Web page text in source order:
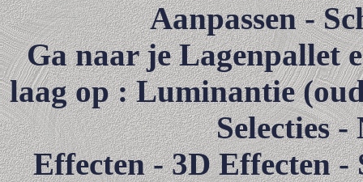
Aanpassen -
Ga naar je Lagenpallet
laag op : Luminantie
Selecties -
Effecten - 3D Effecten